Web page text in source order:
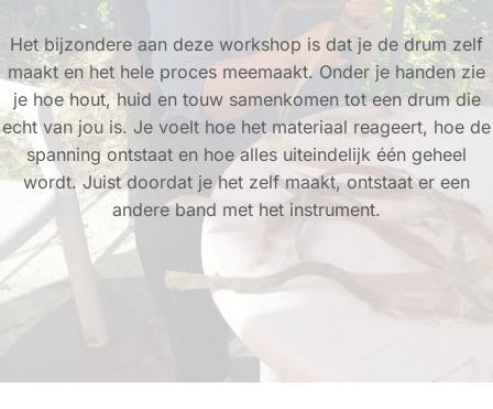
Het bijzondere aan deze workshop is dat je de drum zelf
maakt en het hele proces meemaakt. Onder je handen zie
je hoe hout, huid en touw samenkomen tot een drum die
echt van jou is. Je voelt hoe het materiaal reageert, hoe de
spanning ontstaat en hoe alles uiteindelijk één geheel
wordt. Juist doordat je het zelf maakt, ontstaat er een
andere band met het instrument.